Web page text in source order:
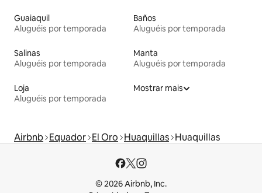
Guaiaquil
Aluguéis por temporada
Baños
Aluguéis por temporada
Salinas
Aluguéis por temporada
Manta
Aluguéis por temporada
Loja
Aluguéis por temporada
Mostrar mais
Airbnb Equador El Oro Huaquillas Huaquillas
© 2026 Airbnb, Inc.